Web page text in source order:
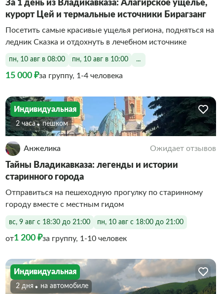
За 1 день из Владикавказа: Алагирское ущелье,
курорт Цей и термальные источники Бирагзанг
Посетить самые красивые ущелья региона, подняться на
ледник Сказка и отдохнуть в лечебном источнике
пн, 10 авг в 08:00 пн, 10 авг в 10:00 ...
15 000 ₽за группу, 1-4 человека
Индивидуальная
2 часа Пешком
Анжелика Ожидает отзывов
Тайны Владикавказа: легенды и истории
старинного города
Отправиться на пешеходную прогулку по старинному
городу вместе с местным гидом
вс, 9 авг с 18:30 до 21:00 пн, 10 авг с 18:00 до 21:00
от1 200 ₽за группу, 1-10 человек
Индивидуальная
2 дня На автомобиле